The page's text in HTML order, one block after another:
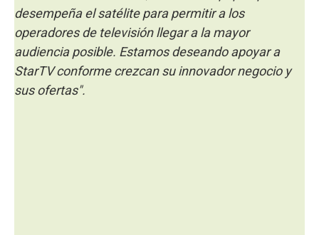
desempeña el satélite para permitir a los
operadores de televisión llegar a la mayor
audiencia posible. Estamos deseando apoyar a
StarTV conforme crezcan su innovador negocio y
sus ofertas".